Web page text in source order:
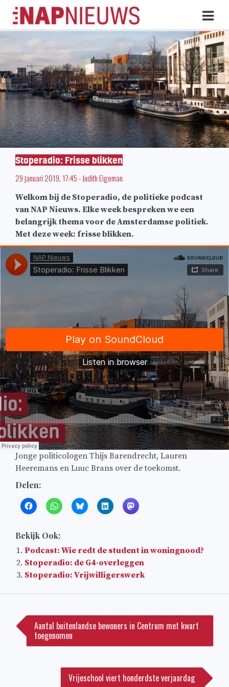
Skip
naar
inhoud
Stoperadio: Frisse blikken
29 januari 2019, 17:45-Judith Eigeman
Welkom bij de Stoperadio, de politieke podcast
van NAP Nieuws. Elke week bespreken we een
belangrijk thema voor de Amsterdamse politiek.
Met deze week: frisse blikken.
Jonge politicologen Thijs Barendrecht, Lauren
Heeremans en Luuc Brans over de toekomst.
Delen:
Bekijk Ook:
Podcast: Wie redt de student in woningnood?
Stoperadio: de G4-overleggen
Stoperadio: Vrijwilligerswerk
navigatie
Aantal buitenlandse bewoners in Centrum met kwart
toegenomen
Vrijeschool viert honderdste verjaardag